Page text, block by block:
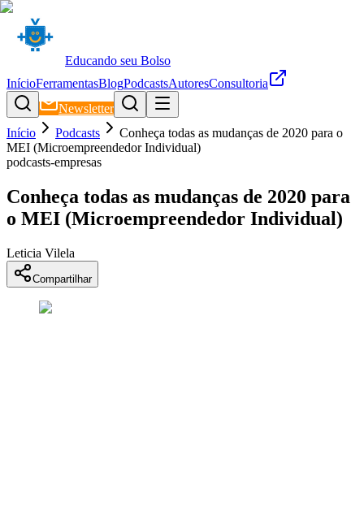
Educando seu Bolso
InícioFerramentasBlogPodcastsAutoresConsultoria
Newsletter
Início
Podcasts
Conheça todas as mudanças de 2020 para o
MEI (Microempreendedor Individual)
podcasts-empresas
Conheça todas as mudanças de 2020 para
o MEI (Microempreendedor Individual)
Leticia Vilela
Compartilhar